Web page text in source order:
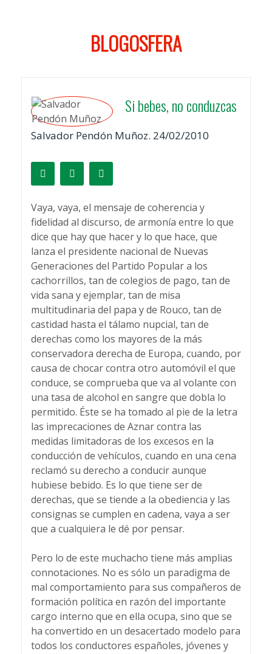
BLOGOSFERA
Si bebes, no conduzcas
Salvador Pendón Muñoz. 24/02/2010
Vaya, vaya, el mensaje de coherencia y
fidelidad al discurso, de armonía entre lo que
dice que hay que hacer y lo que hace, que
lanza el presidente nacional de Nuevas
Generaciones del Partido Popular a los
cachorrillos, tan de colegios de pago, tan de
vida sana y ejemplar, tan de misa
multitudinaria del papa y de Rouco, tan de
castidad hasta el tálamo nupcial, tan de
derechas como los mayores de la más
conservadora derecha de Europa, cuando, por
causa de chocar contra otro automóvil el que
conduce, se comprueba que va al volante con
una tasa de alcohol en sangre que dobla lo
permitido. Éste se ha tomado al pie de la letra
las imprecaciones de Aznar contra las
medidas limitadoras de los excesos en la
conducción de vehículos, cuando en una cena
reclamó su derecho a conducir aunque
hubiese bebido. Es lo que tiene ser de
derechas, que se tiende a la obediencia y las
consignas se cumplen en cadena, vaya a ser
que a cualquiera le dé por pensar.
Pero lo de este muchacho tiene más amplias
connotaciones. No es sólo un paradigma de
mal comportamiento para sus compañeros de
formación política en razón del importante
cargo interno que en ella ocupa, sino que se
ha convertido en un desacertado modelo para
todos los conductores españoles, jóvenes y